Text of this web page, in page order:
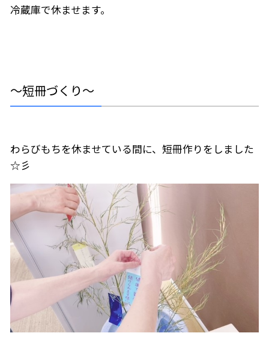
冷蔵庫で休ませます。
～短冊づくり～
わらびもちを休ませている間に、短冊作りをしました
☆彡